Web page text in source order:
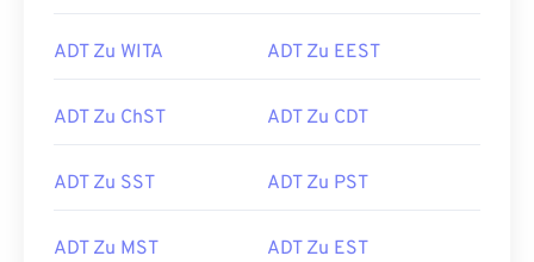
ADT Zu WITA ADT Zu EEST
ADT Zu ChST ADT Zu CDT
ADT Zu SST ADT Zu PST
ADT Zu MST ADT Zu EST